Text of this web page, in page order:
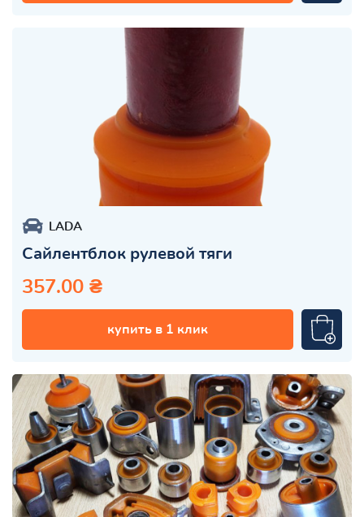
LADA
Сайлентблок рулевой тяги
357.00 ₴
купить в 1 клик